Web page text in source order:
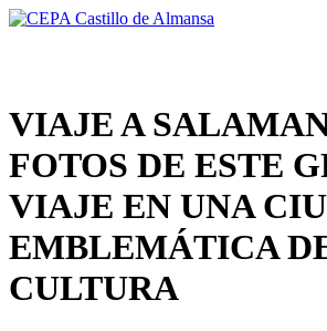
VIAJE A
FOTOS DE ESTE
VIAJE EN UNA
EMBLEMÁTICA
CULTURA